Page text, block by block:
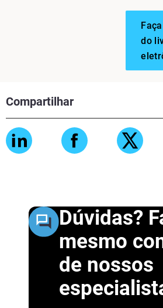
do
Compartilhar
Dúvidas?
mesmo
de nossos